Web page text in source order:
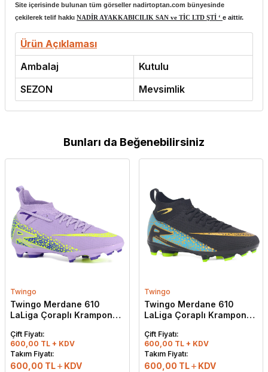
Site içerisinde bulunan tüm görseller nadirtoptan.com bünyesinde
çekilerek telif hakkı NADİR AYAKKABICILIK SAN ve TİC LTD ŞTİ ‘ e aittir.
Ürün Açıklaması
Ambalaj
Kutulu
SEZON
Mevsimlik
Bunları da Beğenebilirsiniz
Twingo
Twingo Merdane 610
LaLiga Çoraplı Krampon
Çift Fiyatı:
600,00 TL + KDV
Takım Fiyatı:
600,00 TL KDV
Twingo
Twingo Merdane 610
LaLiga Çoraplı Krampon
Çift Fiyatı:
600,00 TL + KDV
Takım Fiyatı:
600,00 TL KDV